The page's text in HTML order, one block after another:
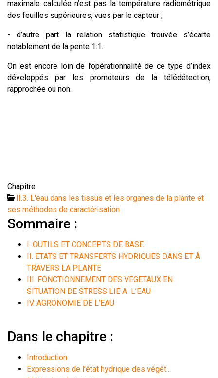
maximale calculée n’est pas la température radiométrique
des feuilles supérieures, vues par le capteur ;
- d’autre part la relation statistique trouvée s’écarte
notablement de la pente 1:1.
On est encore loin de l’opérationnalité de ce type d’index
développés par les promoteurs de la télédétection,
rapprochée ou non.
Chapitre
II.3. L'eau dans les tissus et les organes de la plante et
ses méthodes de caractérisation
Sommaire :
I. OUTILS ET CONCEPTS DE BASE
II. ETATS ET TRANSFERTS HYDRIQUES DANS ET À
TRAVERS LA PLANTE
III. FONCTIONNEMENT DES VEGETAUX EN
SITUATION DE STRESS LIE A L’EAU
IV. AGRONOMIE DE L’EAU
Dans le chapitre :
Introduction
Expressions de l’état hydrique des végét...